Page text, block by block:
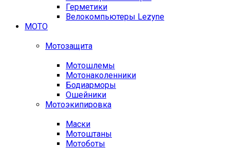
Герметики
Велокомпьютеры Lezyne
МОТО
Мотозащита
Мотошлемы
Мотонаколенники
Бодиарморы
Ошейники
Мотоэкипировка
Маски
Мотоштаны
Мотоботы